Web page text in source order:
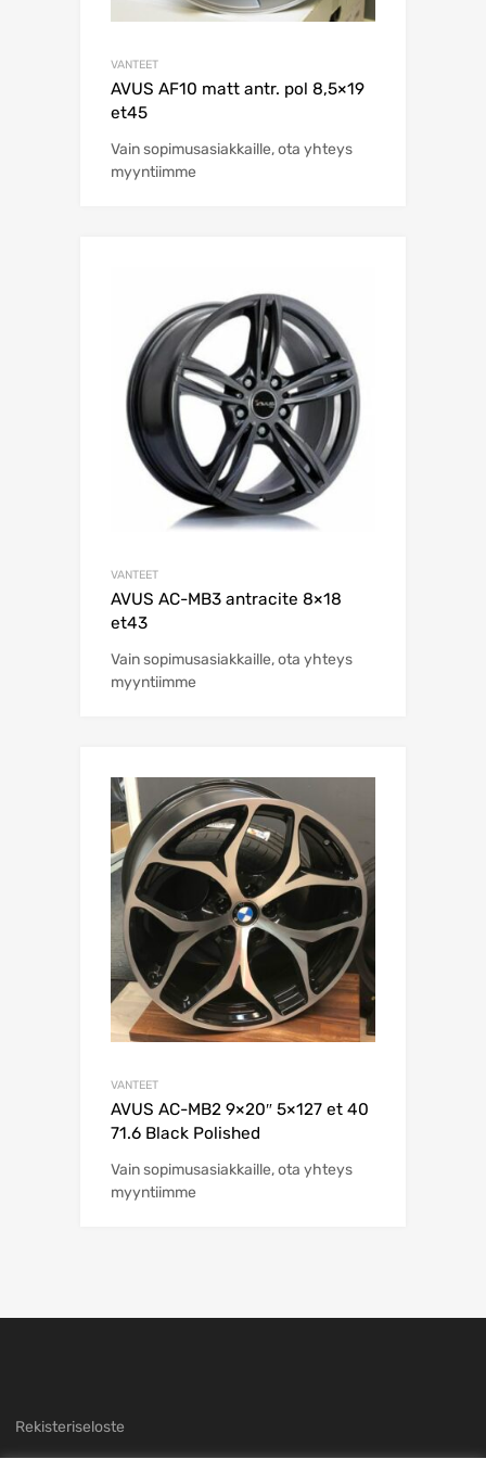
VANTEET
AVUS AF10 matt antr. pol 8,5×19
et45
Vain sopimusasiakkaille, ota yhteys
myyntiimme
VANTEET
AVUS AC-MB3 antracite 8×18
et43
Vain sopimusasiakkaille, ota yhteys
myyntiimme
VANTEET
AVUS AC-MB2 9×20″ 5×127 et 40
71.6 Black Polished
Vain sopimusasiakkaille, ota yhteys
myyntiimme
Rekisteriseloste